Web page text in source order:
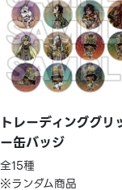
トレーディンググリ
ー缶バッジ
全15種
※ランダム商品